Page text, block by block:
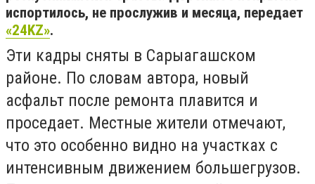
испортилось, не прослужив и месяца, передает
«24KZ».
Эти кадры сняты в Сарыагашском
районе. По словам автора, новый
асфальт после ремонта плавится и
проседает. Местные жители отмечают,
что это особенно видно на участках с
интенсивным движением большегрузов.